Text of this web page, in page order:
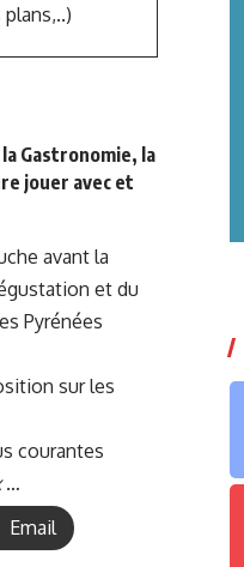
la Gastronomie, la
jouer avec et
avant la
et du
Pyrénées
sur les
courantes
…
Email